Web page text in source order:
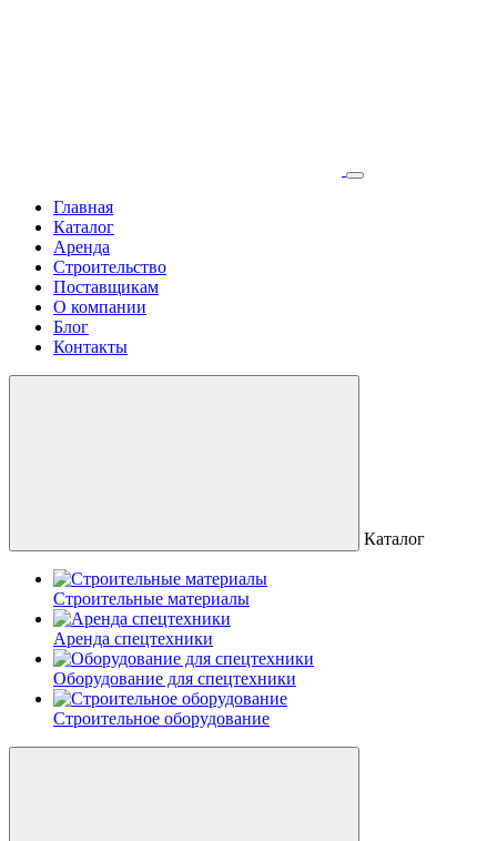
Главная
Каталог
Аренда
Строительство
Поставщикам
О компании
Блог
Контакты
Каталог
Строительные материалы
Аренда спецтехники
Оборудование для спецтехники
Строительное оборудование